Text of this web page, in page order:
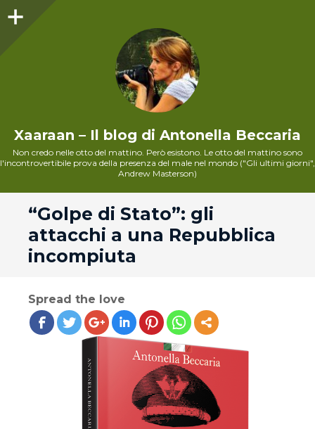
Xaaraan – Il blog di Antonella Beccaria
Non credo nelle otto del mattino. Però esistono. Le otto del mattino sono
l'incontrovertibile prova della presenza del male nel mondo ("Gli ultimi giorni",
Andrew Masterson)
“Golpe di Stato”: gli
attacchi a una Repubblica
incompiuta
Spread the love